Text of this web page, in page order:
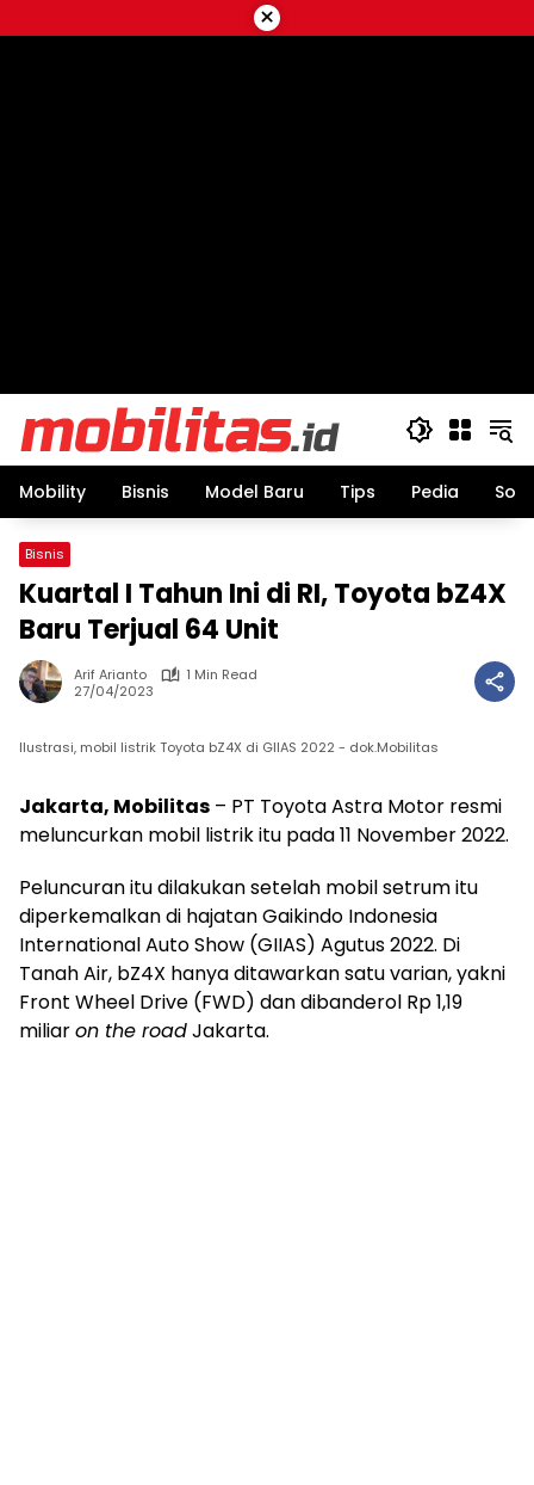
to
×
Mobility Bisnis Model Baru Tips Pedia
Bisnis
Kuartal I Tahun Ini di RI, Toyota bZ4X
Baru Terjual 64 Unit
Arif Arianto
1 Min Read
27/04/2023
Ilustrasi, mobil listrik Toyota bZ4X di GIIAS 2022 - dok.Mobilitas
Jakarta, Mobilitas – PT Toyota Astra Motor resmi
meluncurkan mobil listrik itu pada 11 November 2022.
Peluncuran itu dilakukan setelah mobil setrum itu
diperkemalkan di hajatan Gaikindo Indonesia
International Auto Show (GIIAS) Agutus 2022. Di
Tanah Air, bZ4X hanya ditawarkan satu varian, yakni
Front Wheel Drive (FWD) dan dibanderol Rp 1,19
miliaron the roadJakarta.